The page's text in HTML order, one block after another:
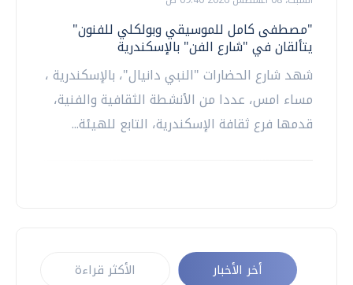
"مصطفى كامل للموسيقي وبولكلي للفنون"
يتألقان في "شارع الفن" بالإسكندرية
شهد شارع الحضارات "النبي دانيال"، بالإسكندرية ،
مساء امس، عددا من الأنشطة الثقافية والفنية،
قدمها فرع ثقافة الإسكندرية، التابع للهيئة...
أخر الأخبار الأكثر قراءة